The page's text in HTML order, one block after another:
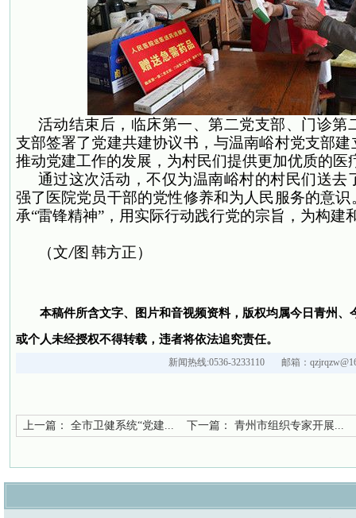
活动结束后，临床第一、第二党支部、门诊第
支部签署了党建共建协议书，与温南峪村党支部
推动党建工作的发展，为村民们提供更加优质的医
通过这次活动，不仅为温南峪村的村民们送去
强了医院党员干部的党性修养和为人民服务的意
承“雷锋精神”，用实际行动践行党的宗旨，为构建
（文/图 韩方正）
本稿件所含文字、图片和音视频资料，版权均属今日青州、
或个人未经授权不得转载，违者将依法追究责任。
新闻热线:0536-3233110 邮箱：
上一篇： 全市卫健系统“党建... 下一篇： 青州市组织专家开展...